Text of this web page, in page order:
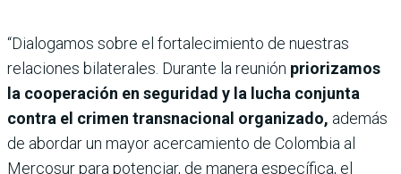
“Dialogamos sobre el fortalecimiento de nuestras
relaciones bilaterales. Durante la reunión priorizamos
la cooperación en seguridad y la lucha conjunta
contra el crimen transnacional organizado, además
de abordar un mayor acercamiento de Colombia al
Mercosur para potenciar, de manera específica, el